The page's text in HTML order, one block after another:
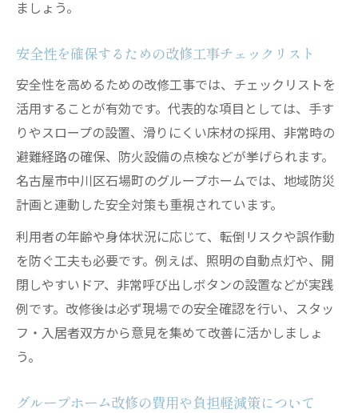
ましょう。
安全性を確保するための改修工事チェックリスト
安全性を高めるための改修工事では、チェックリストを
活用することが有効です。代表的な項目としては、手す
りやスロープの設置、滑りにくい床材の採用、非常時の
避難経路の確保、防火設備の点検などが挙げられます。
名古屋市中川区石場町のグループホームでは、地域防災
計画と連動した安全対策も重視されています。
利用者の年齢や身体状況に応じて、転倒リスクや誤作動
を防ぐ工夫も必要です。例えば、照明の自動点灯や、開
閉しやすいドア、非常呼び出しボタンの設置などが実践
例です。改修後は必ず現場での安全確認を行い、スタッ
フ・入居者双方から意見を集めて改善に活かしましょ
う。
グループホーム改修の費用や負担軽減策について